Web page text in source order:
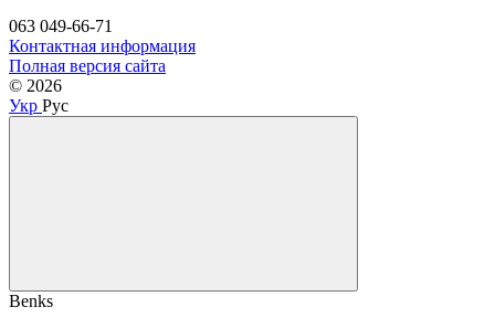
063 049-66-71
Контактная информация
Полная версия сайта
© 2026
Укр Рус
Benks